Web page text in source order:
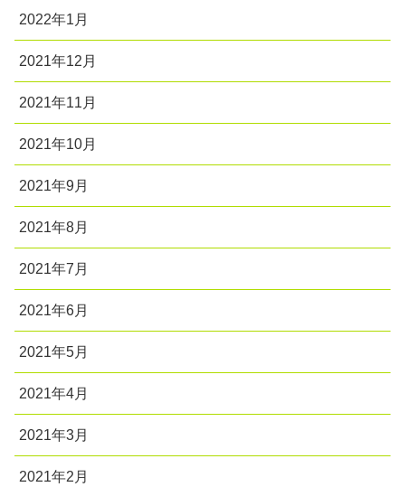
2022年1月
2021年12月
2021年11月
2021年10月
2021年9月
2021年8月
2021年7月
2021年6月
2021年5月
2021年4月
2021年3月
2021年2月